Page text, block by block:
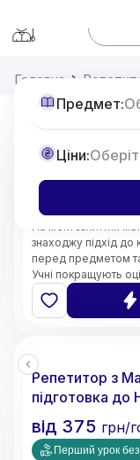
Предмет:
Ціни:
Головна
Софія 5.0(2
від355 грн/
Популярний
Онлайн
На моїх заняттях
знаходжу підхід
перед предметом
Учні покращують
знаннях і
заучувати.
Репетитор з
підготовка до
від 375 грн/
Перший урок